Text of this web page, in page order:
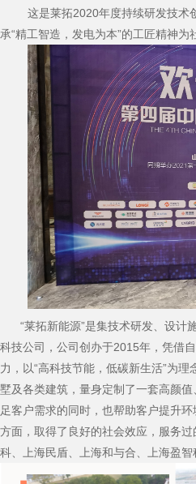
这是莱拓2020年度持续研发技术
承“精工智造，发电为本”的工匠精神为
“莱拓新能源”是集技术研发、设计
科技公司，公司创办于2015年，凭借
力，以“高科技节能，低碳新生活”为
墅及各类建筑，量身定制了一套高颜
足客户需求的同时，也帮助客户提升
方面，取得了良好的社会效应，服务
科、上海民盾、上海和与合、上海盈智